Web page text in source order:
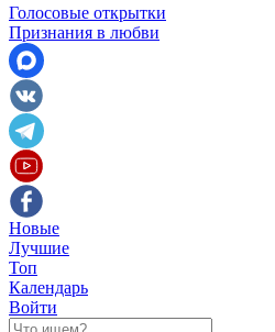
Голосовые открытки
Признания в любви
Новые
Лучшие
Топ
Календарь
Войти